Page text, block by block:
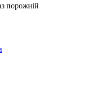
порожній